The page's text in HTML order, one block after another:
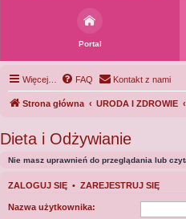
Portal
Więcej… FAQ Kontakt z nami
Strona główna URODA I ZDROWIE
Dieta i Odżywianie
Nie masz uprawnień do przeglądania lub
ZALOGUJ SIĘ • ZAREJESTRUJ SIĘ
Nazwa użytkownika: